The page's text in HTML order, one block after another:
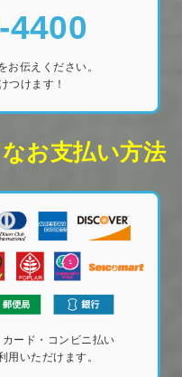
4400
お伝えください。
つけます！
お支払い方法
ード・コンビニ払い
用いただけます。